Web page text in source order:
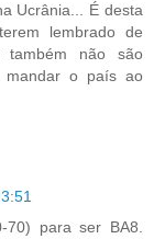
Ucrânia... É desta
lembrado de
também não são
mandar o país ao
para ser BA8.